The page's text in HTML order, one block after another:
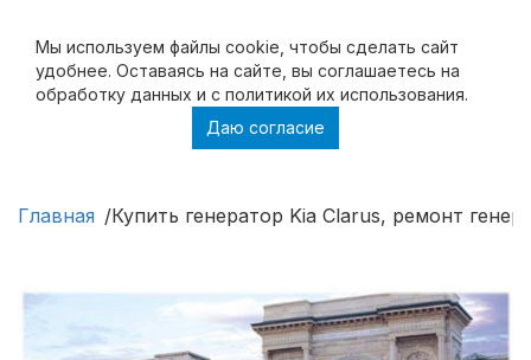
Мы используем файлы cookie, чтобы cделать сайт
удобнее. Оставаясь на сайте, вы соглашаетесь на
обработку данных и с политикой их использования.
Даю согласие
Купить генератор Kia Clarus, ремонт
Главная Купить генератор Kia Clarus, ремонт